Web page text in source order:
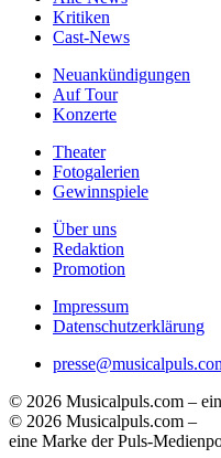
Kritiken
Cast-News
Neuankündigungen
Auf Tour
Konzerte
Theater
Fotogalerien
Gewinnspiele
Über uns
Redaktion
Promotion
Impressum
Datenschutzerklärung
© 2026 Musicalpuls.com –
© 2026 Musicalpuls.com –
eine Marke der Puls-